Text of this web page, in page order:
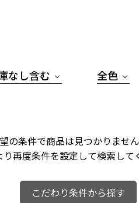
なし含む 全色
の条件で商品は見つかりません
再度条件を設定して検索して
こだわり条件から探す